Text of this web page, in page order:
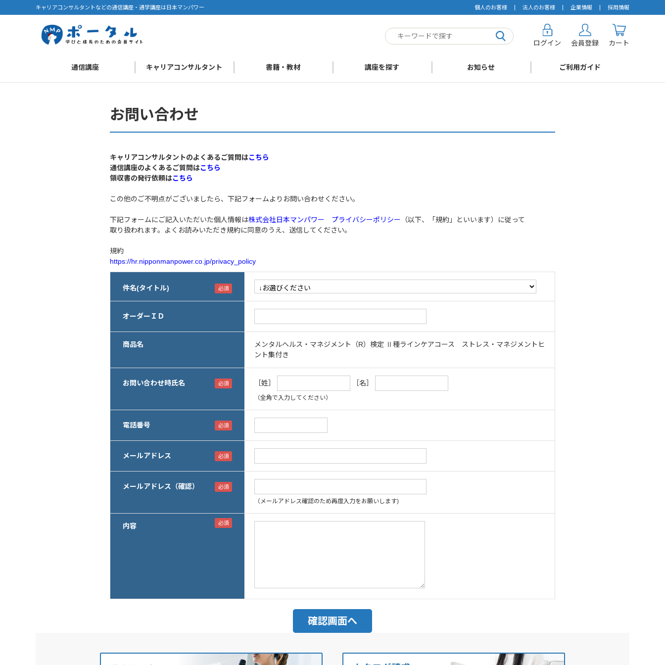
キャリアコンサルタントなどの通信講座・通学講座は日本マンパワー 個人のお客様 法人のお客様 企業情報 採用情報
ログイン 会員登録 カート
通信講座 キャリアコンサルタント 書籍・教材 講座を探す お知らせ ご利用ガイド
お問い合わせ
キャリアコンサルタントのよくあるご質問はこちら
通信講座のよくあるご質問はこちら
領収書の発行依頼はこちら
この他のご不明点がございましたら、下記フォームよりお問い合わせください。
下記フォームにご記入いただいた個人情報は株式会社日本マンパワー プライバシーポリシー （以下、「規約」といいます）に従って
取り扱われます。よくお読みいただき規約に同意のうえ、送信してください。
規約
https://hr.nipponmanpower.co.jp/privacy_policy
件名(タイトル)
オーダーＩＤ
商品名
メンタルヘルス・マネジメント（R）検定 Ⅱ種ラインケアコース ストレス・マネジメントヒ
ント集付き
お問い合わせ時氏名 ［姓］ ［名］
（全角で入力してください）
電話番号
メールアドレス
メールアドレス（確認）
（メールアドレス確認のため再度入力をお願いします)
内容